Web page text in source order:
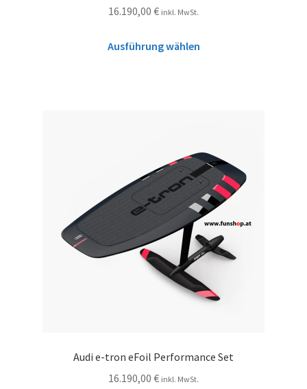
16.190,00 € inkl. MwSt.
Ausführung wählen
Audi e-tron eFoil Performance Set
16.190,00 € inkl. MwSt.